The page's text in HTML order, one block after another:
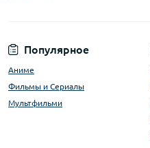
Популярное
Аниме
Фильмы и Сериалы
Мультфильми